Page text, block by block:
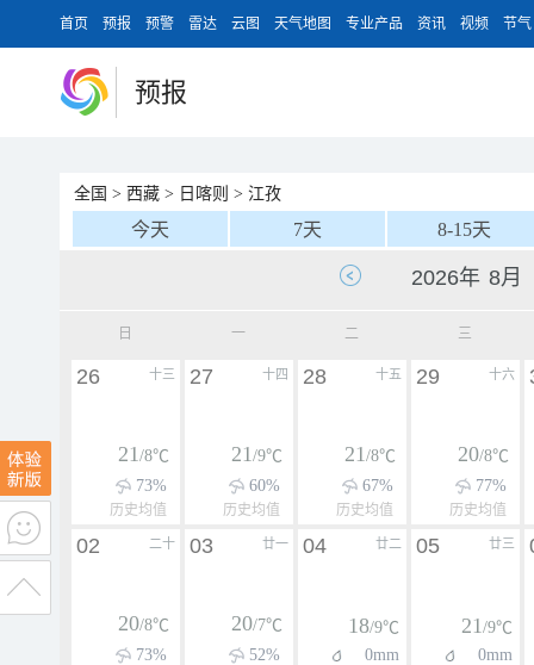
首页 预报 预警 雷达 云图 天气地图 专业产品 资讯 视频 节气
预报
全国 > 西藏 > 日喀则 > 江孜
今天 7天 8-15天
日 一 二 三
十三
26
21/8℃
73%
历史均值
十四
27
21/9℃
60%
历史均值
十五
28
21/8℃
67%
历史均值
十六
29
20/8℃
77%
历史均值
二十
02
20/8℃
73%
廿一
03
20/7℃
52%
廿二
04
18/9℃
0mm
廿三
05
21/9℃
0mm